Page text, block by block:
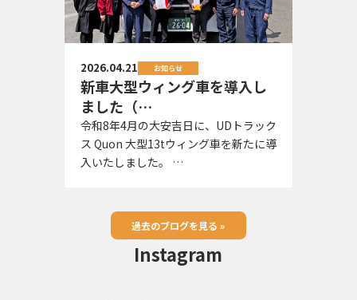
2026.04.21 お知らせ
新車大型ウィング車を導入し
ました（…
令和8年4月の大安吉日に、UDトラック
ス Quon 大型13tウィング車を新たに導
入いたしました。 …
過去のブログを見る »
Instagram